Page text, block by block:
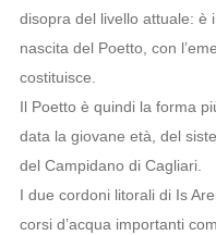
disopra del livello attuale: è
nascita del Poetto, con
costituisce.
Il Poetto è quindi la forma
data la giovane età, del
del Campidano di Cagliari.
I due cordoni litorali di Is
corsi d’acqua importanti